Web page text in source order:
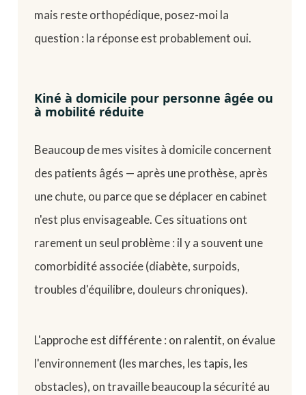
mais reste orthopédique, posez-moi la
question : la réponse est probablement oui.
Kiné à domicile pour personne âgée ou
à mobilité réduite
Beaucoup de mes visites à domicile concernent
des patients âgés — après une prothèse, après
une chute, ou parce que se déplacer en cabinet
n'est plus envisageable. Ces situations ont
rarement un seul problème : il y a souvent une
comorbidité associée (diabète, surpoids,
troubles d'équilibre, douleurs chroniques).
L'approche est différente : on ralentit, on évalue
l'environnement (les marches, les tapis, les
obstacles), on travaille beaucoup la sécurité au